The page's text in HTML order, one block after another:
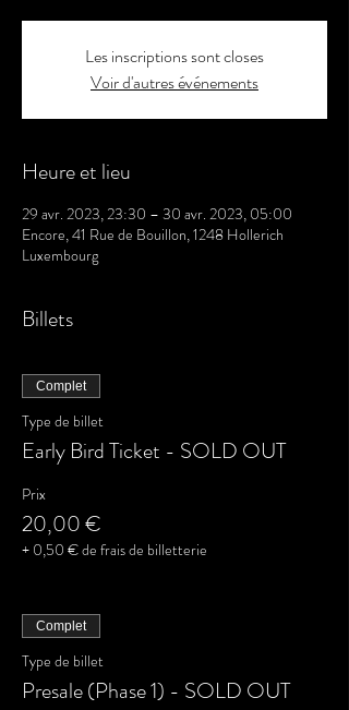
Les inscriptions sont closes
Voir d'autres événements
Heure et lieu
29 avr. 2023, 23:30 – 30 avr. 2023, 05:00
Encore, 41 Rue de Bouillon, 1248 Hollerich
Luxembourg
Billets
Complet
Type de billet
Early Bird Ticket - SOLD OUT
Prix
20,00 €
+ 0,50 € de frais de billetterie
Complet
Type de billet
Presale (Phase 1) - SOLD OUT